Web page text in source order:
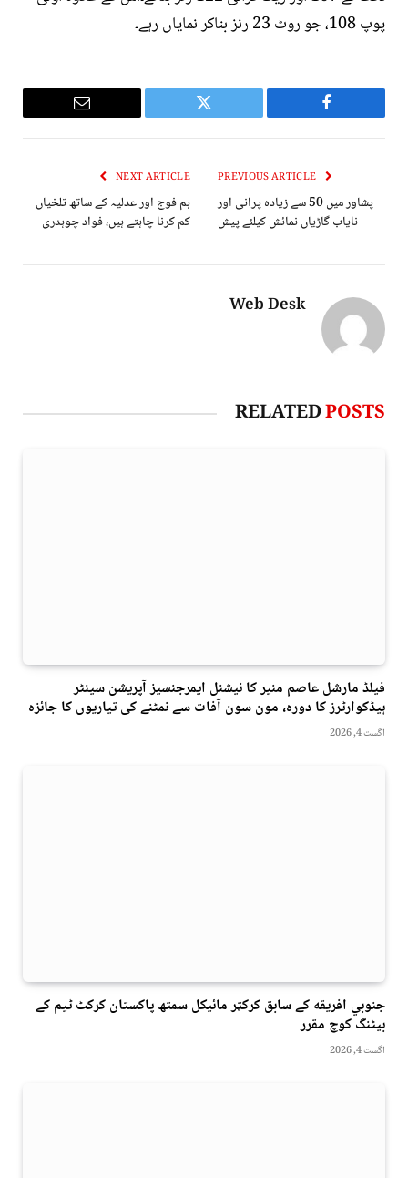
پوپ 108، جو روٹ 23 رنز بناکر نمایاں رہے۔
Facebook
Twitter
Email
پشاور میں 50 سے زیادہ پرانی اور
نایاب گاڑیاں نمائش کیلئے پیش
NEXT ARTICLE
ہم فوج اور عدلیہ کے ساتھ تلخیاں
کم کرنا چاہتے ہیں، فواد چوہدری
Web Desk
RELATEDPOSTS
فیلڈ مارشل عاصم منیر کا نیشنل ایمرجنسیز آپریشن سینٹر
ہیڈکوارٹرز کا دورہ، مون سون آفات سے نمٹنے کی تیاریوں کا جائزہ
اگست 4, 2026
جنوبي افريقه کے سابق کرکټر مائیکل سمتھ پاکستان کرکٹ ٹیم کے
بیٹنگ کوچ مقرر
اگست 4, 2026